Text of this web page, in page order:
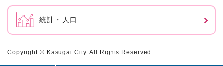
統計・人口
Copyright © Kasugai City. All Rights Reserved.